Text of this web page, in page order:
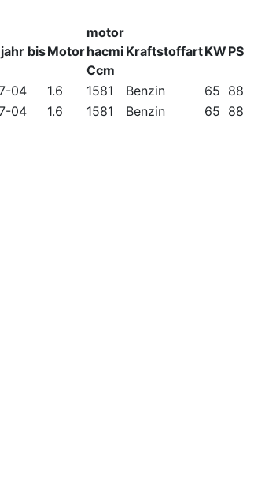
bisMotor
motor
hacmi
Ccm
KraftstoffartKW PS
04 1.6 1581 Benzin 65 88
04 1.6 1581 Benzin 65 88